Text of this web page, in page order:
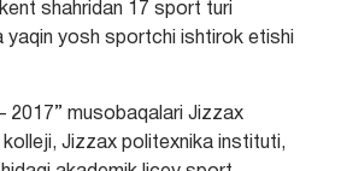
shahridan 17 sport turi
yaqin yosh sportchi ishtirok etishi
2017” musobaqalari Jizzax
Jizzax politexnika instituti,